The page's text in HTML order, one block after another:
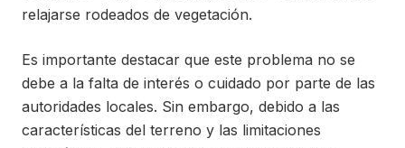
relajarse rodeados de vegetación.
Es importante destacar que este problema no se
debe a la falta de interés o cuidado por parte de las
autoridades locales. Sin embargo, debido a las
características del terreno y las limitaciones